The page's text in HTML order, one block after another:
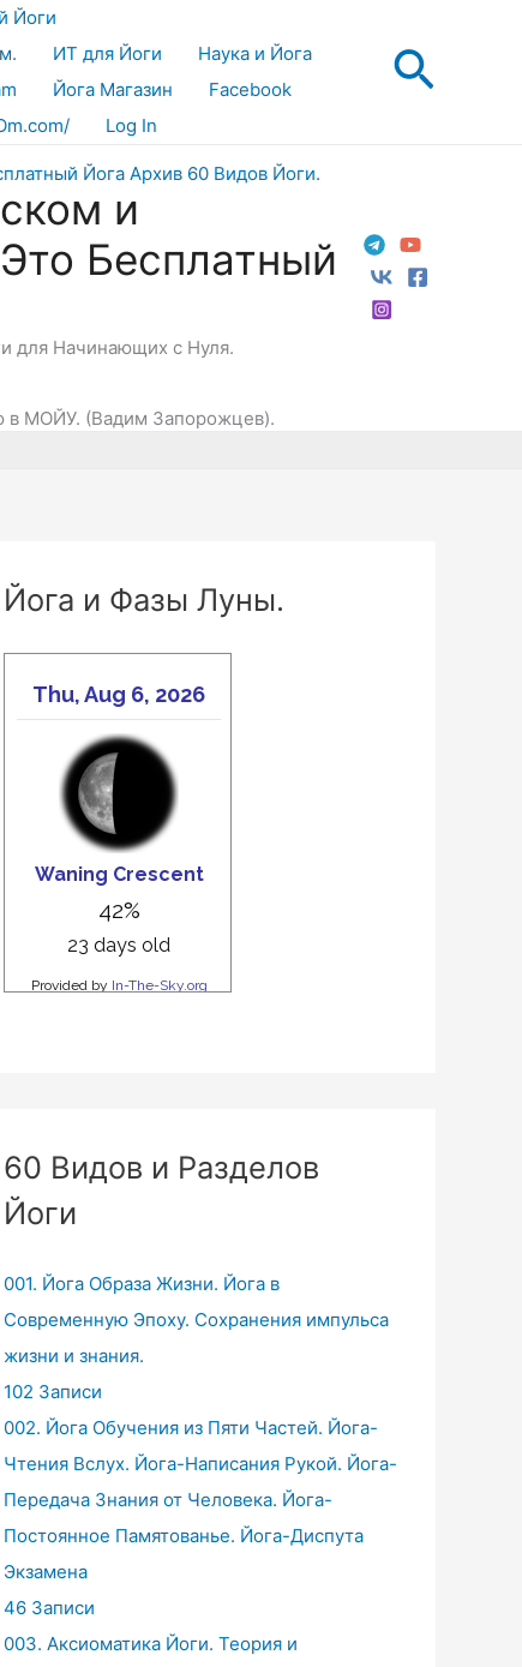
Йоги
ИТ для Йоги
Наука и Йога
Йога Магазин
Facebook
Log In
и
Бесплатный
для Начинающих с Нуля.
в МОЙУ. (Вадим Запорожцев).
Йога и Фазы Луны.
60 Видов и Разделов
Йоги
001. Йога Образа Жизни. Йога в
Современную Эпоху. Сохранения импульса
жизни и знания.
102 Записи
002. Йога Обучения из Пяти Частей. Йога-
Чтения Вслух. Йога-Написания Рукой. Йога-
Передача Знания от Человека. Йога-
Постоянное Памятованье. Йога-Диспута
Экзамена
46 Записи
003. Аксиоматика Йоги. Теория и